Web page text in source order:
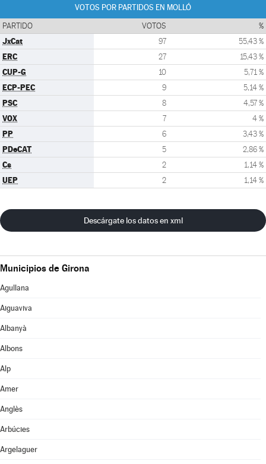
VOTOS POR PARTIDOS EN MOLLÓ
PARTIDO VOTOS %
JxCat 97 55,43 %
ERC 27 15,43 %
CUP-G 10 5,71 %
ECP-PEC 9 5,14 %
PSC 8 4,57 %
VOX 7 4 %
PP 6 3,43 %
PDeCAT 5 2,86 %
Cs 2 1,14 %
UEP 2 1,14 %
Descárgate los datos en xml
Municipios de Girona
Agullana
Aiguaviva
Albanyà
Albons
Alp
Amer
Anglès
Arbúcies
Argelaguer